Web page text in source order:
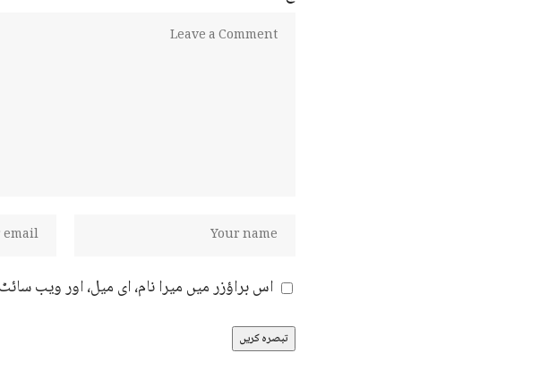
اس براؤزر میں میرا نام، ای میل، اور ویب